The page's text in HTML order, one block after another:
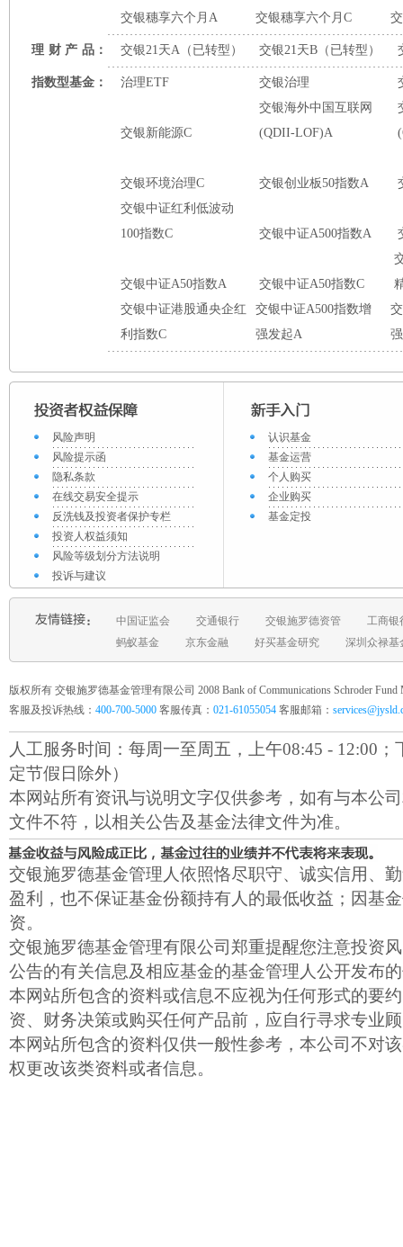
交银穗享六个月A
交银穗享六个月C
理 财 产 品： 交银21天A（已转型） 交银21天B（已转型）
指数型基金： 治理ETF 交银治理
交银新能源C
交银海外中国互联网
(QDII-LOF)A
交银环境治理C 交银创业板50指数A
交银中证红利低波动
100指数C
交银中证A500指数A
交银中证A50指数A 交银中证A50指数C
交银中证港股通央企红
利指数C
交银中证A500指数增
强发起A
风险声明
风险提示函
隐私条款
在线交易安全提示
反洗钱及投资者保护专栏
投资人权益须知
风险等级划分方法说明
投诉与建议
认识基金
基金运营
个人购买
企业购买
基金定投
中国证监会 交通银行 交银施罗德资管
工商银
蚂蚁基金
京东金融 好买基金研究 深圳众禄基
版权所有 交银施罗德基金管理有限公司 2008 Bank of Communications Schroder Fund
客服及投诉热线： 400-700-5000 客服传真： 021-61055054 客服邮箱：
人工服务时间：每周一至周五，上午08:45 - 12:00；
定节假日除外）
本网站所有资讯与说明文字仅供参考，如有与本公
文件不符，以相关公告及基金法律文件为准。
交银施罗德基金管理人依照恪尽职守、诚实信用、
盈利，也不保证基金份额持有人的最低收益；因基
资。
交银施罗德基金管理有限公司郑重提醒您注意投资
公告的有关信息及相应基金的基金管理人公开发布
本网站所包含的资料或信息不应视为任何形式的要
资、财务决策或购买任何产品前，应自行寻求专业
本网站所包含的资料仅供一般性参考，本公司不对
权更改该类资料或者信息。